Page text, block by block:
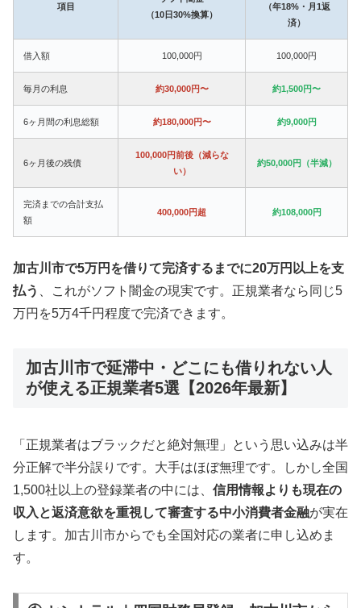
項目
（10日30%換算）
（年18%・月1返
済）
借入額 100,000円 100,000円
毎月の利息 約30,000円〜 約1,500円〜
6ヶ月間の利息総額 約180,000円〜 約9,000円
6ヶ月後の残債
100,000円前後（減らな
い）
約50,000円（半減）
完済までの合計支払
額
400,000円超 約108,000円
加古川市で5万円を借りて完済するまでに20万円以上を支
払う
、これがソフト闇金の現実です。正規業者なら同じ5
万円を5万4千円程度で完済できます。
加古川市で延滞中・どこにも借りれない人
が使える正規業者5選【2026年最新】
「正規業者はブラックだと絶対無理」という思い込みは半
分正解で半分誤りです。大手はほぼ無理です。しかし全国
1,500社以上の登録業者の中には、 信用情報よりも現在の
収入と返済意欲を重視して審査する中小消費者金融が実在
します。加古川市からでも全国対応の業者に申し込めま
す。